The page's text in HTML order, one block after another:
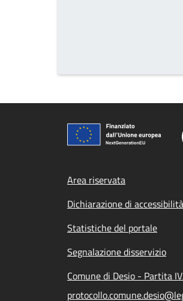
Footer menu
Area riservata
Dichiarazione di accessibilità
Statistiche del portale
Segnalazione disservizio
Comune di Desio - Partita